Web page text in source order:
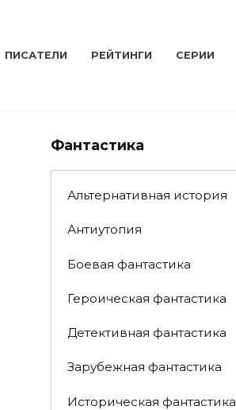
ПИСАТЕЛИ РЕЙТИНГИ СЕРИИ
Фантастика
Альтернативная история
Антиутопия
Боевая фантастика
Героическая фантастика
Детективная фантастика
Зарубежная фантастика
Историческая фантастика